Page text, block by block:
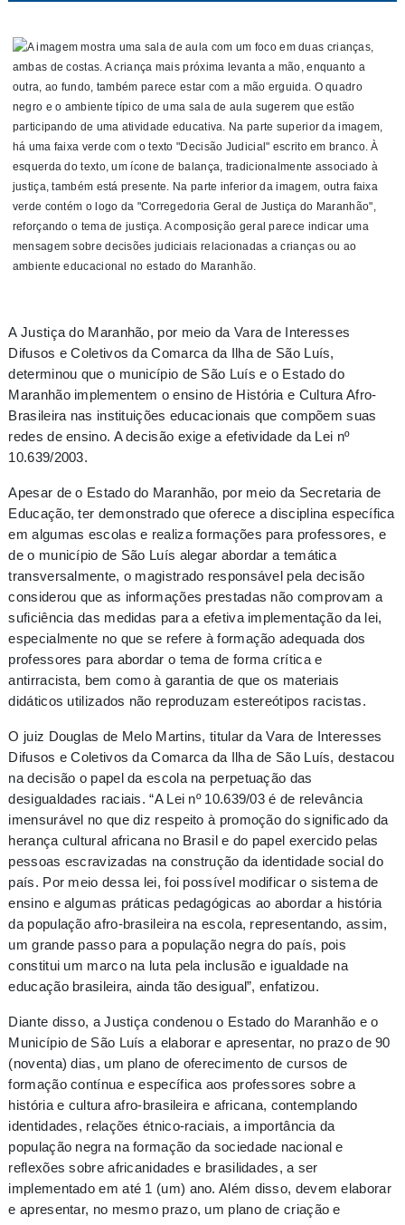
A Justiça do Maranhão, por meio da Vara de Interesses
Difusos e Coletivos da Comarca da Ilha de São Luís,
determinou que o município de São Luís e o Estado do
Maranhão implementem o ensino de História e Cultura Afro-
Brasileira nas instituições educacionais que compõem suas
redes de ensino. A decisão exige a efetividade da Lei nº
10.639/2003.
Apesar de o Estado do Maranhão, por meio da Secretaria de
Educação, ter demonstrado que oferece a disciplina específica
em algumas escolas e realiza formações para professores, e
de o município de São Luís alegar abordar a temática
transversalmente, o magistrado responsável pela decisão
considerou que as informações prestadas não comprovam a
suficiência das medidas para a efetiva implementação da lei,
especialmente no que se refere à formação adequada dos
professores para abordar o tema de forma crítica e
antirracista, bem como à garantia de que os materiais
didáticos utilizados não reproduzam estereótipos racistas.
O juiz Douglas de Melo Martins, titular da Vara de Interesses
Difusos e Coletivos da Comarca da Ilha de São Luís, destacou
na decisão o papel da escola na perpetuação das
desigualdades raciais. “A Lei nº 10.639/03 é de relevância
imensurável no que diz respeito à promoção do significado da
herança cultural africana no Brasil e do papel exercido pelas
pessoas escravizadas na construção da identidade social do
país. Por meio dessa lei, foi possível modificar o sistema de
ensino e algumas práticas pedagógicas ao abordar a história
da população afro-brasileira na escola, representando, assim,
um grande passo para a população negra do país, pois
constitui um marco na luta pela inclusão e igualdade na
educação brasileira, ainda tão desigual”, enfatizou.
Diante disso, a Justiça condenou o Estado do Maranhão e o
Município de São Luís a elaborar e apresentar, no prazo de 90
(noventa) dias, um plano de oferecimento de cursos de
formação contínua e específica aos professores sobre a
história e cultura afro-brasileira e africana, contemplando
identidades, relações étnico-raciais, a importância da
população negra na formação da sociedade nacional e
reflexões sobre africanidades e brasilidades, a ser
implementado em até 1 (um) ano. Além disso, devem elaborar
e apresentar, no mesmo prazo, um plano de criação e